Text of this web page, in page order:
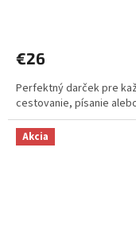
€26
Perfektný darček pre
cestovanie, písanie
Akcia